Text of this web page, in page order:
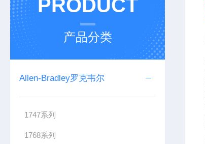
PRODUCT
产品分类
Allen-Bradley罗克韦尔
1747系列
1768系列